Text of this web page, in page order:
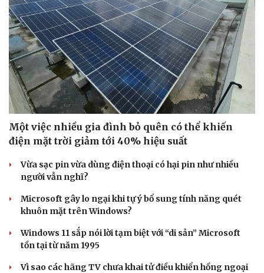
Một việc nhiều gia đình bỏ quên có thể khiến
điện mặt trời giảm tới 40% hiệu suất
Vừa sạc pin vừa dùng điện thoại có hại pin như nhiều
người vẫn nghĩ?
Microsoft gây lo ngại khi tự ý bổ sung tính năng quét
khuôn mặt trên Windows?
Windows 11 sắp nói lời tạm biệt với “di sản” Microsoft
tồn tại từ năm 1995
Vì sao các hãng TV chưa khai tử điều khiển hồng ngoại